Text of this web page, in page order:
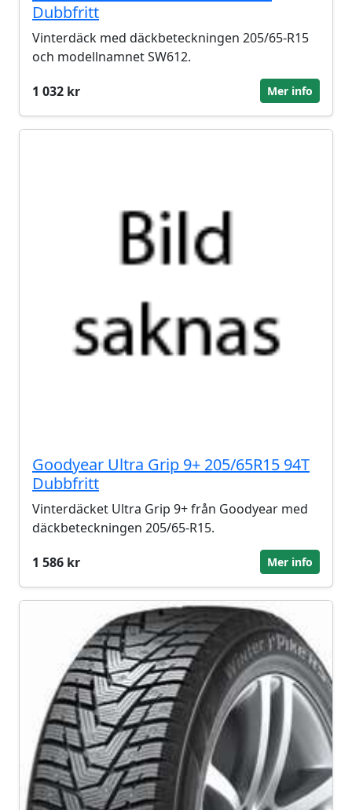
Dubbfritt
Vinterdäck med däckbeteckningen 205/65-R15
och modellnamnet SW612.
1 032 kr
Mer info
Goodyear Ultra Grip 9+ 205/65R15 94T
Dubbfritt
Vinterdäcket Ultra Grip 9+ från Goodyear med
däckbeteckningen 205/65-R15.
1 586 kr
Mer info